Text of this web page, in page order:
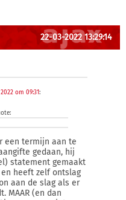
22-03-2022 13:29:14
om 09:31:
een termijn aan te
gedaan, hij
statement gemaakt
heeft zelf ontslag
aan de slag als er
MAAR (en dan